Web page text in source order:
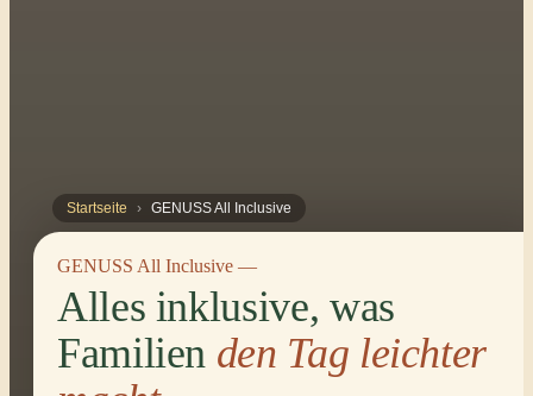
Startseite › GENUSS All Inclusive
GENUSS All Inclusive —
Alles inklusive, was
Familien den Tag leichter